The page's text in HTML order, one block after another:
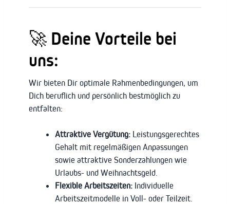
🚀 Deine Vorteile bei
uns:
Wir bieten Dir optimale Rahmenbedingungen, um
Dich beruflich und persönlich bestmöglich zu
entfalten:
Attraktive Vergütung: Leistungsgerechtes
Gehalt mit regelmäßigen Anpassungen
sowie attraktive Sonderzahlungen wie
Urlaubs- und Weihnachtsgeld.
Flexible Arbeitszeiten: Individuelle
Arbeitszeitmodelle in Voll- oder Teilzeit.